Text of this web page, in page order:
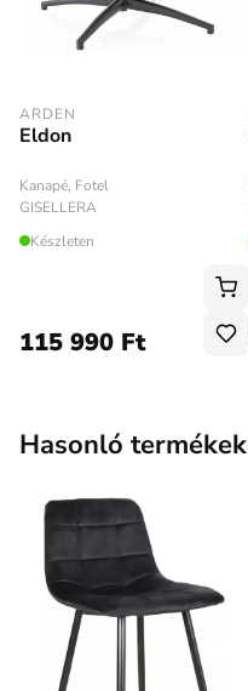
ARDEN
Eldon
Kanapé, Fotel
GISELLERA
Készleten
115 990 Ft
Hasonló termékek